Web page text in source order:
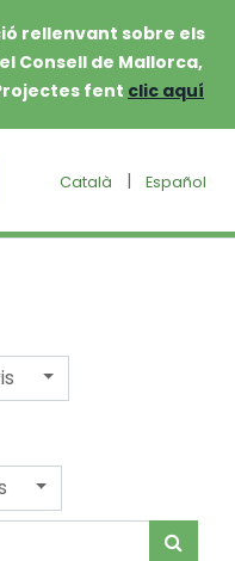
rellenvant sobre els
Consell de Mallorca,
fent clic aquí
Català | Español